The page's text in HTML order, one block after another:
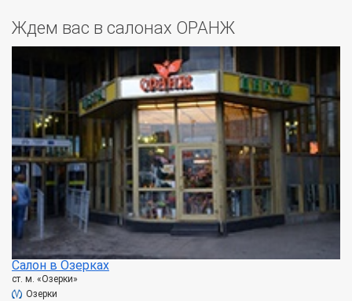
Ждем вас в салонах ОРАНЖ
Салон в Озерках
ст. м. «Озерки»
Озерки